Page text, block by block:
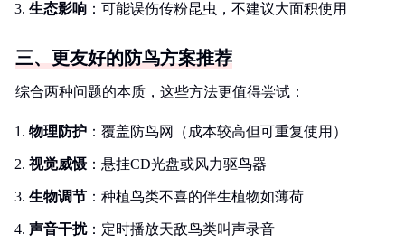
生态影响 ：可能误伤传粉昆虫，不建议大面积使用
三、更友好的防鸟方案推荐
综合两种问题的本质，这些方法更值得尝试：
物理防护 ：覆盖防鸟网（成本较高但可重复使用）
视觉威慑 ：悬挂CD光盘或风力驱鸟器
生物调节 ：种植鸟类不喜的伴生植物如薄荷
声音干扰：定时播放天敌鸟类叫声录音